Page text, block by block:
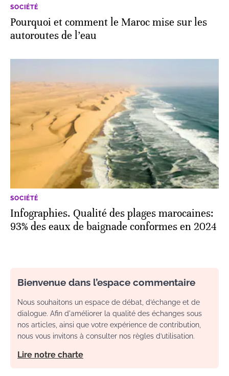
SOCIÉTÉ
Pourquoi et comment le Maroc mise sur les
autoroutes de l’eau
SOCIÉTÉ
Infographies. Qualité des plages marocaines:
93% des eaux de baignade conformes en 2024
Bienvenue dans l’espace commentaire
Nous souhaitons un espace de débat, d’échange et de
dialogue. Afin d'améliorer la qualité des échanges sous
nos articles, ainsi que votre expérience de contribution,
nous vous invitons à consulter nos règles d’utilisation.
Lire notre charte